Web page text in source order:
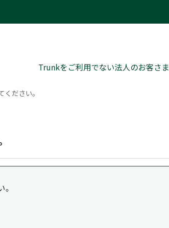
Trunkをご利用でない法人のお客さま
ださい。